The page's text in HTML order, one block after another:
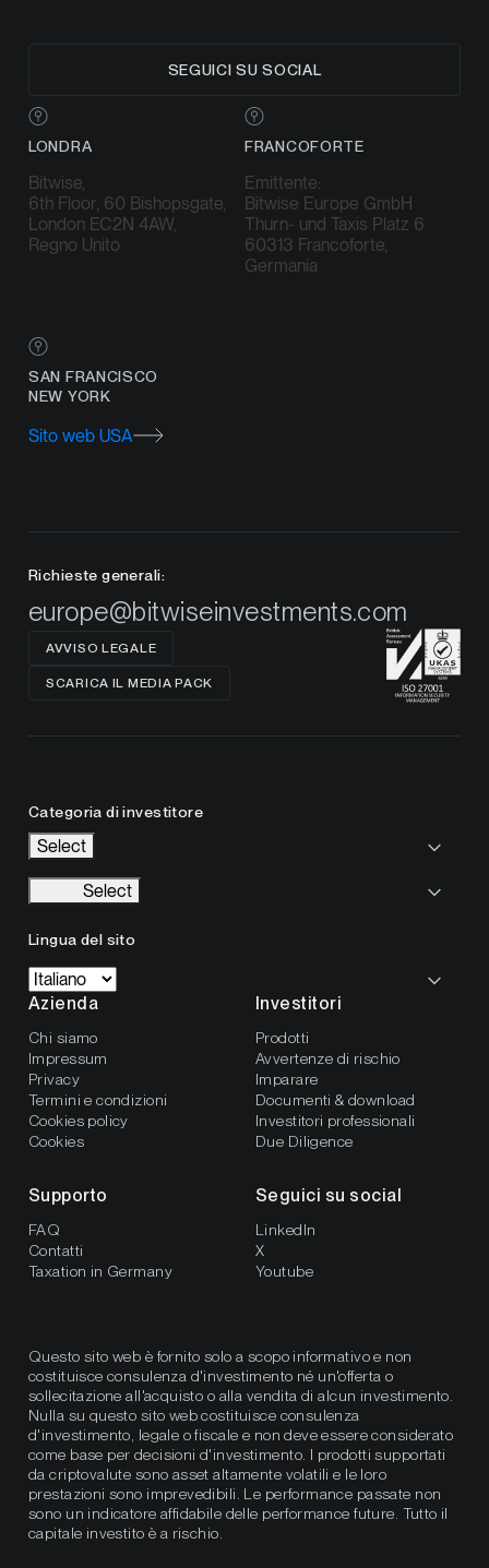
SEGUICI SU SOCIAL
LONDRA
Bitwise,
6th Floor, 60 Bishopsgate,
London EC2N 4AW,
Regno Unito
FRANCOFORTE
Emittente:
Bitwise Europe GmbH
Thurn- und Taxis Platz 6
60313 Francoforte,
Germania
SAN FRANCISCO
NEW YORK
Sito web USA
Richieste generali:
europe@bitwiseinvestments.com
AVVISO LEGALE
SCARICA IL MEDIA PACK
Categoria di investitore
Select
Select
Lingua del sito
Azienda
Chi siamo
Impressum
Privacy
Termini e condizioni
Cookies policy
Cookies
Investitori
Prodotti
Avvertenze di rischio
Imparare
Documenti & download
Investitori professionali
Due Diligence
Supporto
FAQ
Contatti
Taxation in Germany
Seguici su social
LinkedIn
X
Youtube
Questo sito web è fornito solo a scopo informativo e non
costituisce consulenza d'investimento né un'offerta o
sollecitazione all'acquisto o alla vendita di alcun investimento.
Nulla su questo sito web costituisce consulenza
d'investimento, legale o fiscale e non deve essere considerato
come base per decisioni d'investimento. I prodotti supportati
da criptovalute sono asset altamente volatili e le loro
prestazioni sono imprevedibili. Le performance passate non
sono un indicatore affidabile delle performance future. Tutto il
capitale investito è a rischio.